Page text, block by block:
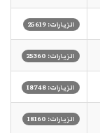
الزيارات: 25619
الزيارات: 25360
الزيارات: 18748
الزيارات: 18160